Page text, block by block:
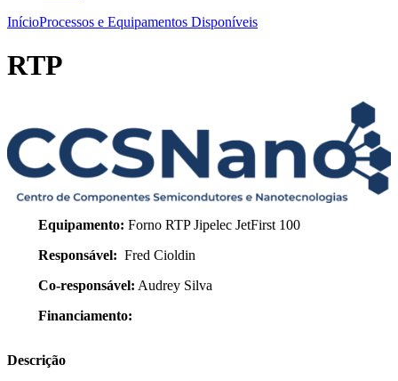
InícioProcessos e Equipamentos Disponíveis
RTP
Equipamento: Forno RTP Jipelec JetFirst 100
Responsável: Fred Cioldin
Co-responsável: Audrey Silva
Financiamento:
Descrição